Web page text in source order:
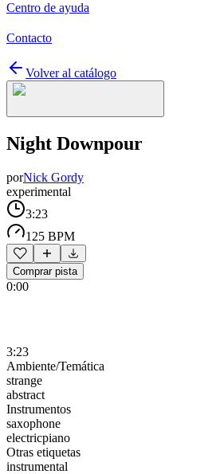
Centro de ayuda
Contacto
Volver al catálogo
Night Downpour
porNick Gordy
experimental
3:23
125 BPM
Comprar pista
0:00
3:23
Ambiente/Temática
strange
abstract
Instrumentos
saxophone
electricpiano
Otras etiquetas
instrumental